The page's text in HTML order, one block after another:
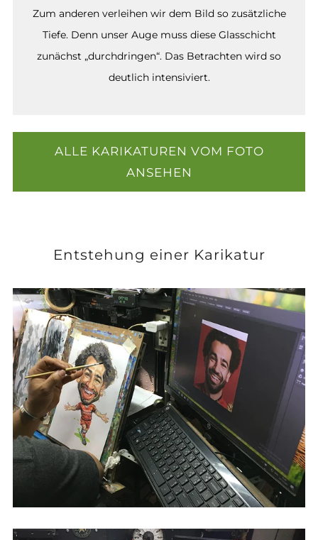
Zum anderen verleihen wir dem Bild so zusätzliche
Tiefe. Denn unser Auge muss diese Glasschicht
zunächst „durchdringen“. Das Betrachten wird so
deutlich intensiviert.
ALLE KARIKATUREN VOM FOTO
ANSEHEN
Entstehung einer Karikatur